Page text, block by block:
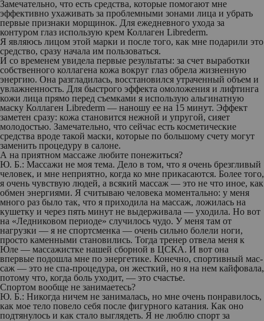
Замечательно, что есть средства, которые помогают мне
эффективно ухаживать за проблемными зонами лица и убрать
первые признаки морщинок. Для ежедневного ухода за
контуром глаз использую крем Коллаген Librederm.
Я являюсь лицом этой марки и после того, как мне подарили это
средство, сразу начала им пользоваться.
И со временем увидела первые результаты: за счет выработки
собственного коллагена кожа вокруг глаз обрела жизненную
энергию. Она разгладилась, восстановился утраченный объем и
увлажненность. Для быстрого эффекта омоложения и лифтинга
кожи лица прямо перед съемками я использую альгинатную
маску Коллаген Librederm — наношу ее на 15 минут. Эффект
заметен сразу: кожа становится нежной и упругой, сияет
молодостью. Замечательно, что сейчас есть косметические
средства вроде такой маски, которые по большому счету могут
заменить процедуру в салоне.
А на приятном массаже любите понежиться?
Ю. Б.: Массажи не моя тема. Дело в том, что я очень брезгливый
человек, и мне неприятно, когда ко мне прикасаются. Более того,
я очень чувствую людей, а всякий массаж — это не что иное, как
обмен энергиями. Я считываю человека моментально: у меня
много раз было так, что я приходила на массаж, ложилась на
кушетку и через пять минут не выдерживала — уходила. Но вот
на «Ледниковом периоде» случилось чудо. У меня там от
нагрузки — я не спортсменка — очень сильно болели ноги,
просто каменными становились. Тогда тренер отвела меня к
Юле — массажистке нашей сборной в ЦСКА. И вот она
впервые подошла мне по энергетике. Конечно, спортивный мас-
саж — это не спа-процедура, он жесткий, но я на нем кайфовала,
потому что, когда боль уходит, — это счастье.
Спортом вообще не занимаетесь?
Ю. Б.: Никогда ничем не занималась, но мне очень понравилось,
как мое тело повело себя после фигурного катания. Как оно
подтянулось и как стало выглядеть. Я не люблю спорт за